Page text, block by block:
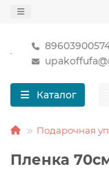
Каталог
Подарочная
Пленка